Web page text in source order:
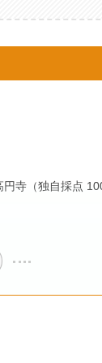
寺（独自採点